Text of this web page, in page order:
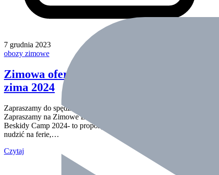
7 grudnia 2023
obozy zimowe
Zimowa oferta wypoczynku SwimSport -
zima 2024
Zapraszamy do spędzenia zimy ze Szkołą Pływania SwimSport.
Zapraszamy na Zimowe Beskidy Camp 2024 Obóz Zimowy
Beskidy Camp 2024- to propozycja dla dzieci, które nie chcą się
nudzić na ferie,…
Czytaj